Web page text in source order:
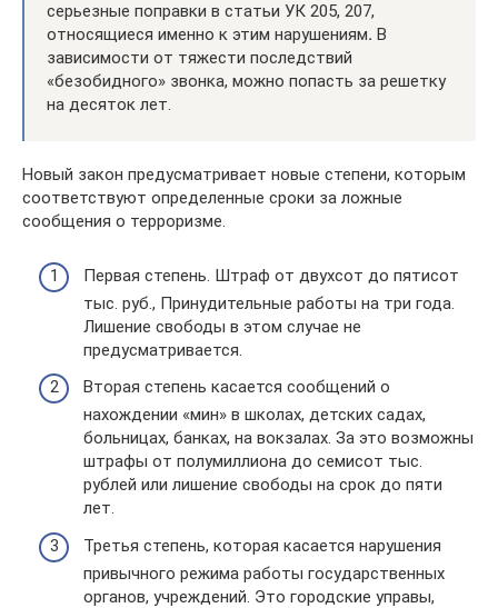
серьезные поправки в статьи УК 205, 207,
относящиеся именно к этим нарушениям. В
зависимости от тяжести последствий
«безобидного» звонка, можно попасть за решетку
на десяток лет.
Новый закон предусматривает новые степени, которым
соответствуют определенные сроки за ложные
сообщения о терроризме.
Первая степень. Штраф от двухсот до пятисот
тыс. руб., Принудительные работы на три года.
Лишение свободы в этом случае не
предусматривается.
Вторая степень касается сообщений о
нахождении «мин» в школах, детских садах,
больницах, банках, на вокзалах. За это возможны
штрафы от полумиллиона до семисот тыс.
рублей или лишение свободы на срок до пяти
лет.
Третья степень, которая касается нарушения
привычного режима работы государственных
органов, учреждений. Это городские управы,